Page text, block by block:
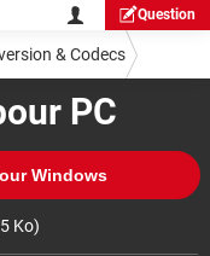
Question
PC
Windows
Ko)
& Codecs